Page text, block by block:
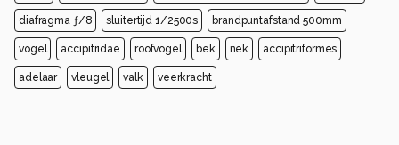
diafragma ƒ/8 sluitertijd 1/2500s brandpuntafstand 500mm
vogel accipitridae roofvogel bek nek accipitriformes
adelaar vleugel valk veerkracht